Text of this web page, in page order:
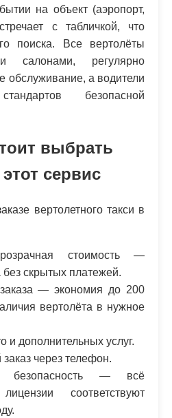
на объект (аэропорт,
с табличкой, что
поиска. Все вертолёты
салонами, регулярно
обслуживание, а водители
безопасной
выбрать
сервис
вертолетного такси в
стоимость —
скрытых платежей.
— экономия до 200
вертолёта в нужное
и дополнительных услуг.
через телефон.
— всё
соответствуют